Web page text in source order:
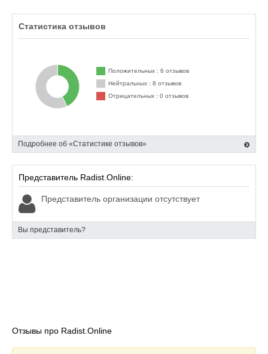
PayKeeper)
Статистика отзывов
Положительных : 6 отзывов
Нейтральных : 8 отзывов
Отрицательных : 0 отзывов
Подробнее об «Статистике отзывов»
Представитель Radist.Online:
Представитель организации отсутствует
Вы представитель?
Отзывы про Radist.Online